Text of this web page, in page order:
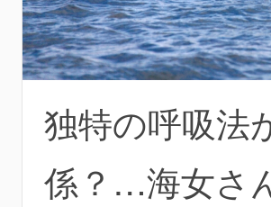
独特の呼吸法
係？…海女さ